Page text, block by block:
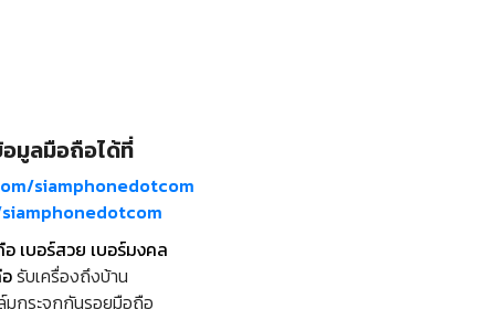
มูลมือถือได้ที่
siamphonedotcom
เบอร์สวย เบอร์มงคล
รับเครื่องถึงบ้าน
กระจกกันรอยมือถือ